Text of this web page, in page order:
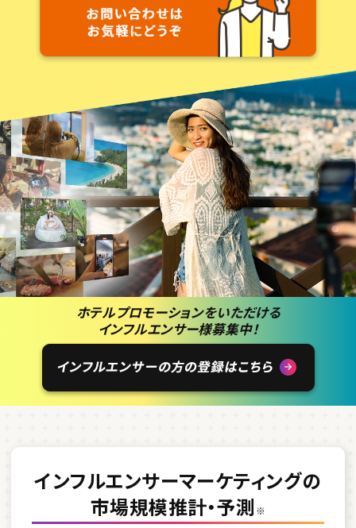
ホテルプロモーションをいただける
インフルエンサー様募集中！
インフルエンサーマーケティングの
市場規模推計・予測 ※